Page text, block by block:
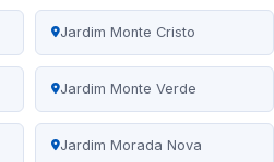
Jardim Monte Cristo
Jardim Monte Verde
Jardim Morada Nova